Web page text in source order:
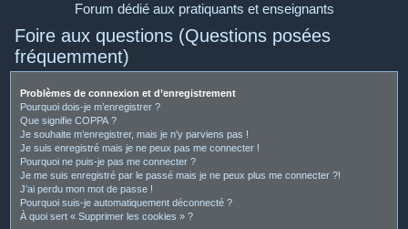
Forum dédié aux pratiquants et enseignants
Foire aux questions (Questions posées
fréquemment)
Problèmes de connexion et d’enregistrement
Pourquoi dois-je m’enregistrer ?
Que signifie COPPA ?
Je souhaite m’enregistrer, mais je n’y parviens pas !
Je suis enregistré mais je ne peux pas me connecter !
Pourquoi ne puis-je pas me connecter ?
Je me suis enregistré par le passé mais je ne peux plus me connecter ?!
J’ai perdu mon mot de passe !
Pourquoi suis-je automatiquement déconnecté ?
À quoi sert « Supprimer les cookies » ?